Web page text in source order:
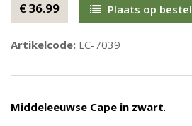
€ 36.99 Plaats op
Artikelcode: LC-7039
Middeleeuwse Cape in zwart.